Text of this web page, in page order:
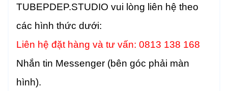
TUBEPDEP.STUDIO vui lòng liên hệ theo
các hình thức dưới:
Liên hệ đặt hàng và tư vấn: 0813 138 168
Nhắn tin Messenger (bên góc phải màn
hình).